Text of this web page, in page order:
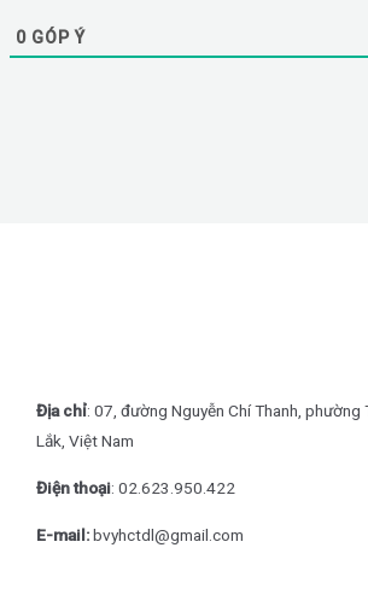
0GÓP Ý
Địa chỉ: 07, đường Nguyễn Chí Thanh, phường
Lắk, Việt Nam
Điện thoại: 02.623.950.422
E-mail:bvyhctdl@gmail.com